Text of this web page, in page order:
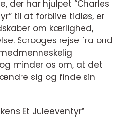
der har hjulpet “Charles
til at forblive tidløs, er
om kærlighed,
Scrooges rejse fra ond
minder os om, at det
sig og finde sin
Et Juleeventyr”